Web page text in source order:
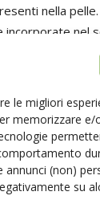
le migliori
memorizzare e/
annunci (non)
su
nella
nel
tecnica
vive, non
o chimiche. Il
il
decine di
altrettante